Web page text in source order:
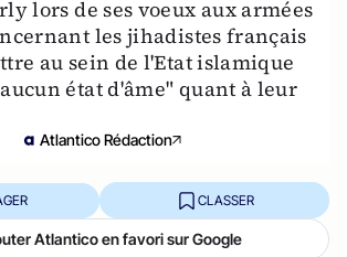
lors de ses voeux aux armées
les jihadistes français
au sein de l'Etat islamique
état d'âme" quant à leur
Atlantico Rédaction
CLASSER
Atlantico en favori sur Google